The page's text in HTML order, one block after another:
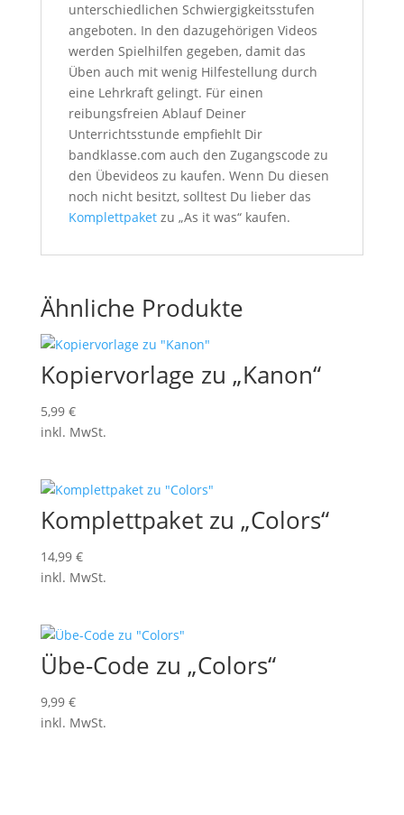
unterschiedlichen Schwiergigkeitsstufen
angeboten. In den dazugehörigen Videos
werden Spielhilfen gegeben, damit das
Üben auch mit wenig Hilfestellung durch
eine Lehrkraft gelingt. Für einen
reibungsfreien Ablauf Deiner
Unterrichtsstunde empfiehlt Dir
bandklasse.com auch den Zugangscode zu
den Übevideos zu kaufen. Wenn Du diesen
noch nicht besitzt, solltest Du lieber das
Komplettpaket zu „As it was“ kaufen.
Ähnliche Produkte
Kopiervorlage zu „Kanon“
5,99 €
inkl. MwSt.
Komplettpaket zu „Colors“
14,99 €
inkl. MwSt.
Übe-Code zu „Colors“
9,99 €
inkl. MwSt.